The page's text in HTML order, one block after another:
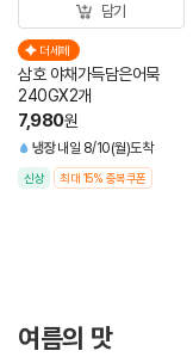
담기
더세페
삼호 야채가득담은어묵
240GX2개
7,980원
냉장 내일 8/10(월)도착
신상 최대 15% 중복쿠폰
여름의 맛